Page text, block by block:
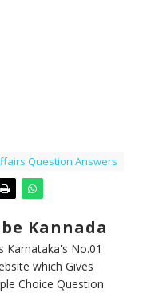
Question Answers
Kannada
Karnataka's No.01
which Gives
Choice Question